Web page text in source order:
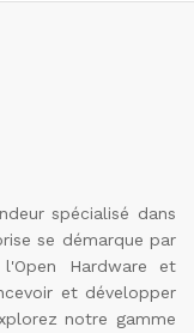
spécialisé dans
se démarque par
Hardware et
et développer
notre gamme